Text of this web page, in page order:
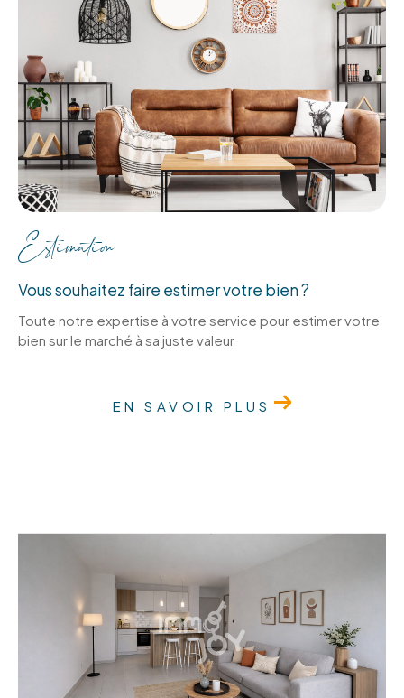
Estimation
Vous souhaitez faire estimer votre bien ?
Toute notre expertise à votre service pour estimer votre
bien sur le marché à sa juste valeur
EN SAVOIR PLUS